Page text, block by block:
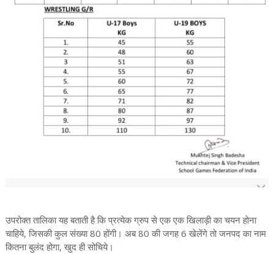
उपरोक्त तालिका यह बताती है कि प्रत्येक ग्रुप से एक एक खिलाड़ी का चयन होना
चाहिये, जिसकी कुल संख्या 80 होंगी। अब 80 की जगह 6 खेलेंगे तो जनपद का नाम
कितना बुलंद होगा, खुद ही सोचिये।